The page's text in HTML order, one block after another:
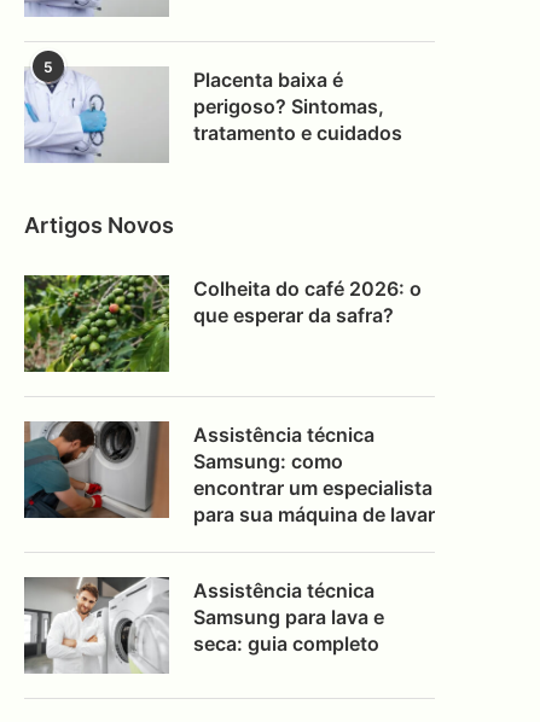
5
Placenta baixa é
perigoso? Sintomas,
tratamento e cuidados
Artigos Novos
Colheita do café 2026: o
que esperar da safra?
Assistência técnica
Samsung: como
encontrar um especialista
para sua máquina de lavar
Assistência técnica
Samsung para lava e
seca: guia completo